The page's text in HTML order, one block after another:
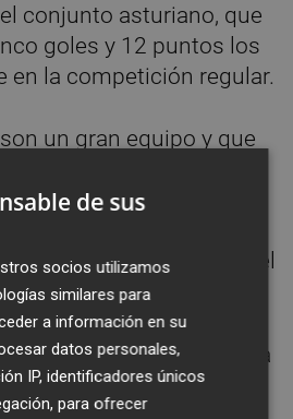
conjunto asturiano, que
goles y 12 puntos los
en la competición regular.
un gran equipo y que
goles y puntos es
bien", comentó
de que el filial
ilusión por subir que el
que superar la primera
presión" al vestuario
de sus
socios utilizamos
similares para
a información en su
datos personales,
IP, identificadores únicos
para ofrecer